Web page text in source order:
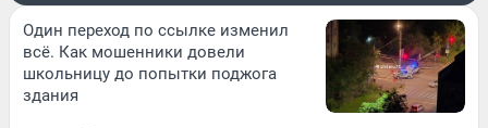
Один переход по ссылке изменил
всё. Как мошенники довели
школьницу до попытки поджога
здания